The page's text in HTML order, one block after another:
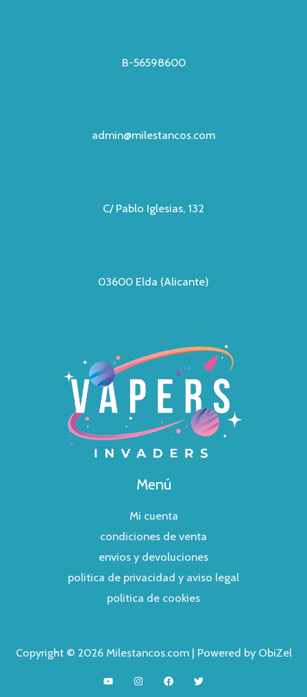
B-56598600
admin@milestancos.com
C/ Pablo Iglesias, 132
03600 Elda (Alicante)
Menú
Mi cuenta
condiciones de venta
envios y devoluciones
politica de privacidad y aviso legal
politica de cookies
Copyright © 2026 Milestancos.com | Powered by ObiZel